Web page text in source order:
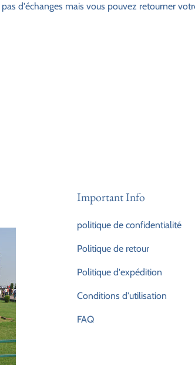
d'échanges mais vous pouvez retourner
Important Info
politique de confidentialité
Politique de retour
Politique d'expédition
Conditions d'utilisation
FAQ